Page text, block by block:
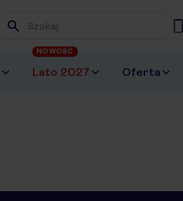
Wpisz frazę, której szukasz
Lato 2027
NOWOŚĆ
Oferta